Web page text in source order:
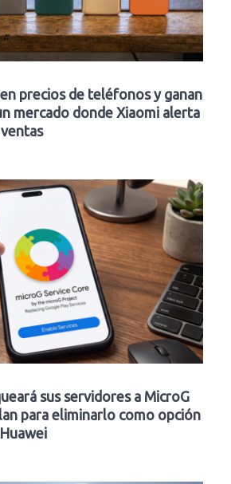
precios de teléfonos y ganan
mercado donde Xiaomi alerta
sus servidores a MicroG
para eliminarlo como opción